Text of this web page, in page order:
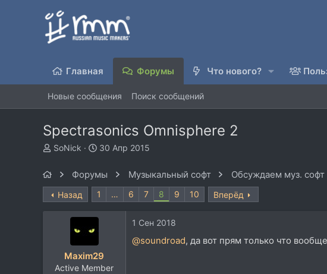
Главная Форумы Что нового?
Новые сообщения Поиск сообщений
Spectrasonics Omnisphere 2
А
р
т
SoNick
Д
а
н
а
30 Апр 2015
Форумы Музыкальный софт Обсуждаем муз. софт
Назад 1 … 6 7 8 9 10 Вперёд
Maxim29
Active Member
1 Сен 2018
@soundroad, да вот прям только что